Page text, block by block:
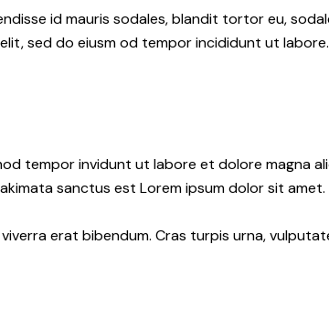
id mauris sodales, blandit tortor eu,
sed do eiusm od tempor incididunt ut
tempor invidunt ut labore et dolore magna
sanctus est Lorem ipsum dolor sit amet.
erat bibendum. Cras turpis urna,